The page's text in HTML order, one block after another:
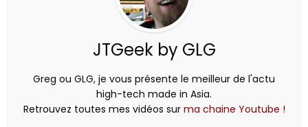
JTGeek by GLG
Greg ou GLG, je vous présente le meilleur de l'actu
high-tech made in Asia.
Retrouvez toutes mes vidéos sur ma chaine Youtube !